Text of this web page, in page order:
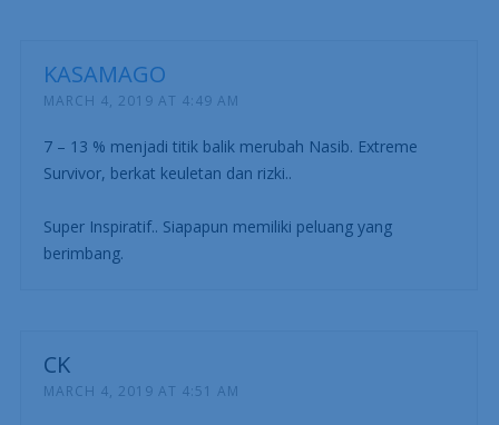
KASAMAGO
MARCH 4, 2019 AT 4:49 AM
7 – 13 % menjadi titik balik merubah Nasib. Extreme
Survivor, berkat keuletan dan rizki..
Super Inspiratif.. Siapapun memiliki peluang yang
berimbang.
CK
MARCH 4, 2019 AT 4:51 AM